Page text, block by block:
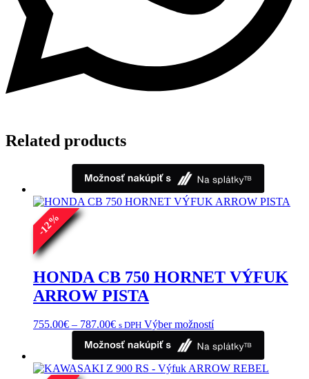
Related products
-
12
%
HONDA CB 750 HORNET VÝFUK
ARROW PISTA
755.00€ – 787.00€Price
755.00€
through
787.00€
s DPH Výber možnostíTento
má
viacero
variantov.